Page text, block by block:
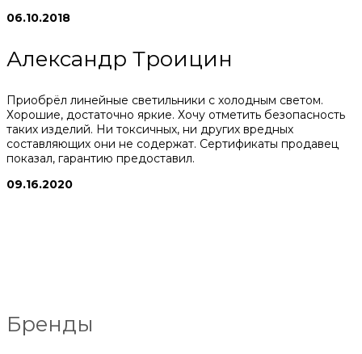
06.10.2018
Александр Троицин
Приобрёл линейные светильники с холодным светом.
Хорошие, достаточно яркие. Хочу отметить безопасность
таких изделий. Ни токсичных, ни других вредных
составляющих они не содержат. Сертификаты продавец
показал, гарантию предоставил.
09.16.2020
Бренды